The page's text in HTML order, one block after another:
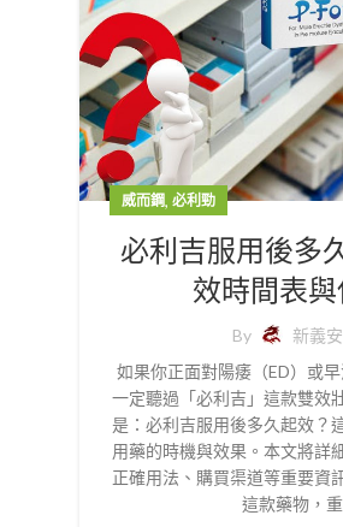
威而鋼, 必利勁
必利吉服用後多
效時間表
By
新義
如果你正面對陽痿（ED）或
一定聽過「必利吉」這款雙效
是：必利吉服用後多久起效？
用藥的時機與效果。本文將詳
正確用法、購買渠道等重要資
這款藥物，